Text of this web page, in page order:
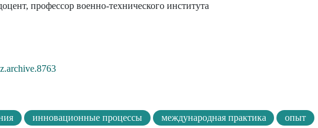
профессор военно-технического института
инновационные процессы международная практика опыт